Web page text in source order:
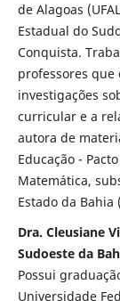
de Alagoas
Estadual do
Conquista.
professores que
investigações
curricular e a
autora de
Educação -
Matemática,
Estado da Bahia
Dra. Cleusiane
Sudoeste da
Possui
Universidade